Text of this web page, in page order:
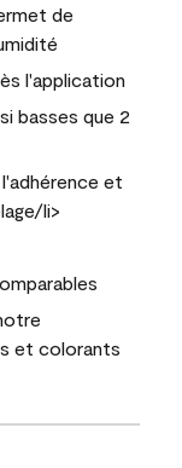
de
l'application
basses que 2
et
li>
et colorants